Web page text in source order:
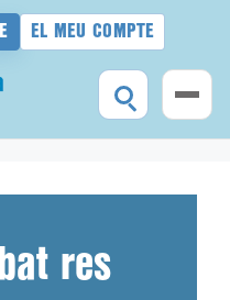
EL MEU COMPTE
res